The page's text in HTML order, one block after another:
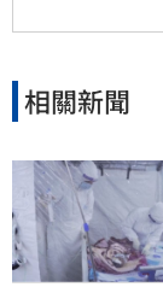
相關新聞